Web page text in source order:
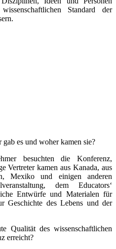
Standard der
es und woher kamen sie?
besuchten die Konferenz,
Vertreter kamen aus Kanada, aus
Mexiko und einigen anderen
dem Educators‘
Entwürfe und Materialen für
Geschichte des Lebens und der
Qualität des wissenschaftlichen
erreicht?